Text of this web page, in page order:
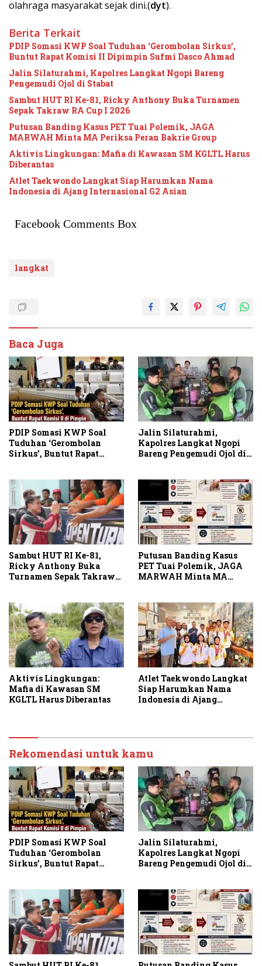
olahraga masyarakat sejak dini.(dyt).
Berita Terkait
PDIP Somasi KWP Soal Tuduhan ‘Gerombolan Sirkus’,
Buntut Rapat Komisi II Dipimpin Sufmi Dasco Ahmad
Jalin Silaturahmi, Kapolres Langkat Ngopi Bareng
Pengemudi Ojol di Stabat
Sambut HUT RI Ke-81, Ricky Anthony Buka Turnamen
Sepak Takraw RA Cup I 2026
Putusan Banding Kasus PET Tuai Polemik, JAGA
MARWAH Minta MA Periksa Peran Bakrie Group
Aktivis Lingkungan: Mafia di Kawasan SM KGLTL Harus
Diberantas
Atlet Taekwondo Langkat Siap Harumkan Nama
Indonesia di Ajang Internasional G2 Asian
Facebook Comments Box
langkat
Baca Juga
PDIP Somasi KWP Soal
Tuduhan ‘Gerombolan
Sirkus’, Buntut Rapat
Jalin Silaturahmi,
Kapolres Langkat Ngopi
Bareng Pengemudi Ojol di
Sambut HUT RI Ke-81,
Ricky Anthony Buka
Turnamen Sepak Takraw
Putusan Banding Kasus
PET Tuai Polemik, JAGA
MARWAH Minta MA
Aktivis Lingkungan:
Mafia di Kawasan SM
KGLTL Harus Diberantas
Atlet Taekwondo Langkat
Siap Harumkan Nama
Indonesia di Ajang
Rekomendasi untuk kamu
PDIP Somasi KWP Soal
Tuduhan ‘Gerombolan
Sirkus’, Buntut Rapat
Jalin Silaturahmi,
Kapolres Langkat Ngopi
Bareng Pengemudi Ojol di